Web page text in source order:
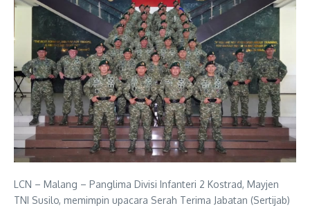
LCN – Malang – Panglima Divisi Infanteri 2 Kostrad, Mayjen
TNI Susilo, memimpin upacara Serah Terima Jabatan (Sertijab)